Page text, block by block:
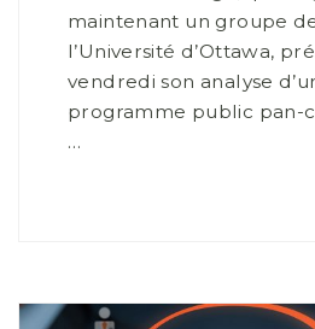
maintenant un groupe
l’Université d’Ottawa,
vendredi son analyse
programme public pan-
…